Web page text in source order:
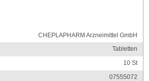
CHEPLAPHARM Arzneimittel GmbH
Tabletten
10St
07555072